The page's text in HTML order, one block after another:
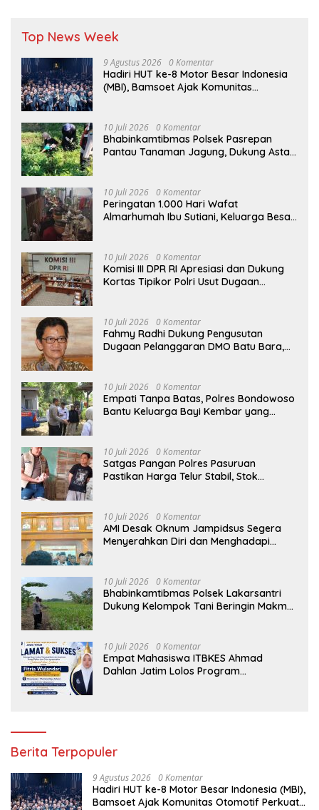
Top News Week
9 Agustus 2026 0 Komentar
Hadiri HUT ke-8 Motor Besar Indonesia
(MBI), Bamsoet Ajak Komunitas
Provokasi Pecah Belah Bangsa
10 Juli 2026 0 Komentar
Bhabinkamtibmas Polsek Pasrepan
Pantau Tanaman Jagung, Dukung Asta
10 Juli 2026 0 Komentar
Peringatan 1.000 Hari Wafat
Almarhumah Ibu Sutiani, Keluarga Besar
10 Juli 2026 0 Komentar
Komisi III DPR RI Apresiasi dan Dukung
Kortas Tipikor Polri Usut Dugaan
10 Juli 2026 0 Komentar
Fahmy Radhi Dukung Pengusutan
Dugaan Pelanggaran DMO Batu Bara,
10 Juli 2026 0 Komentar
Empati Tanpa Batas, Polres Bondowoso
Bantu Keluarga Bayi Kembar yang
10 Juli 2026 0 Komentar
Satgas Pangan Polres Pasuruan
Pastikan Harga Telur Stabil, Stok
10 Juli 2026 0 Komentar
AMI Desak Oknum Jampidsus Segera
Menyerahkan Diri dan Menghadapi
10 Juli 2026 0 Komentar
Bhabinkamtibmas Polsek Lakarsantri
Dukung Kelompok Tani Beringin Makmur
10 Juli 2026 0 Komentar
Empat Mahasiswa ITBKES Ahmad
Dahlan Jatim Lolos Program
Berita Terpopuler
9 Agustus 2026 0 Komentar
Hadiri HUT ke-8 Motor Besar Indonesia (MBI),
Bamsoet Ajak Komunitas Otomotif Perkuat